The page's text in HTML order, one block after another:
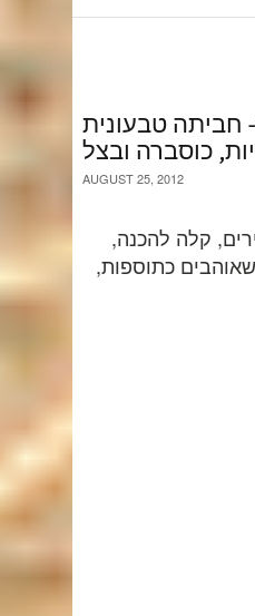
חביתה טבעונית
כוסברה ובצל
AUGUST 25, 2012
קלה להכנה,
כתוספות,